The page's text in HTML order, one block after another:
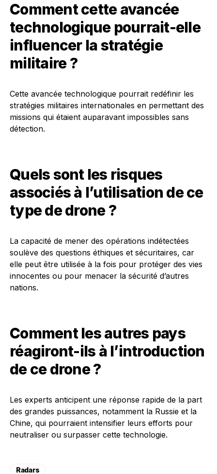
Comment cette avancée
technologique pourrait-elle
influencer la stratégie
militaire ?
Cette avancée technologique pourrait redéfinir les
stratégies militaires internationales en permettant des
missions qui étaient auparavant impossibles sans
détection.
Quels sont les risques
associés à l’utilisation de ce
type de drone ?
La capacité de mener des opérations indétectées
soulève des questions éthiques et sécuritaires, car
elle peut être utilisée à la fois pour protéger des vies
innocentes ou pour menacer la sécurité d’autres
nations.
Comment les autres pays
réagiront-ils à l’introduction
de ce drone ?
Les experts anticipent une réponse rapide de la part
des grandes puissances, notamment la Russie et la
Chine, qui pourraient intensifier leurs efforts pour
neutraliser ou surpasser cette technologie.
Radars